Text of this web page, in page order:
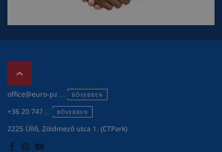
office@euro-pack.huBŐVEBBEN
+36 20 747 3119BŐVEBBEN
2225 Üllő, Zöldmező utca 1. (CTPark)